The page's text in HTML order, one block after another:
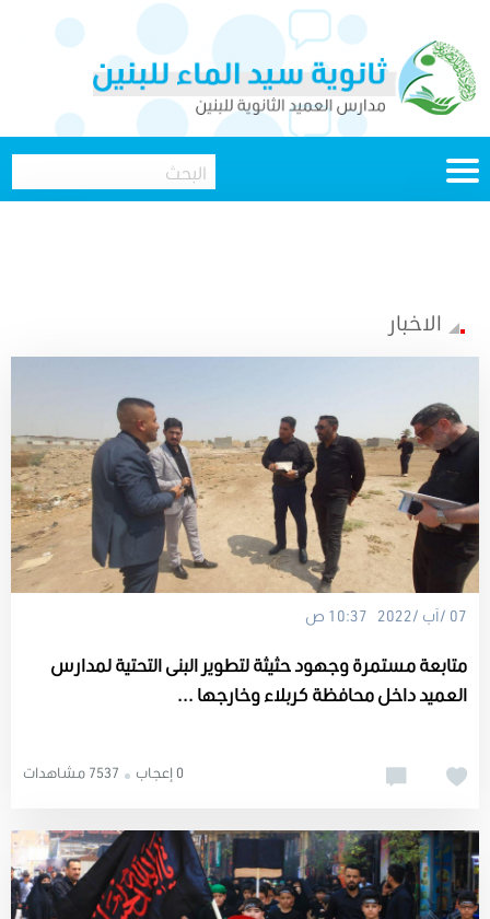
الاخبار
07 /آب /2022 10:37 ص
متابعة مستمرة وجهود حثيثة لتطوير البنى التحتية لمدارس
العميد داخل محافظة كربلاء وخارجها ...
7537 مشاهدات 0 إعجاب